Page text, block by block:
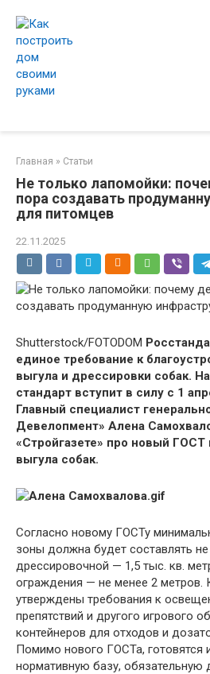
контенту
Главная » Статьи
Не только лапомойки:
пора создавать
для питомцев
22.11.2025
Shutterstock/FOTODOM
единое требование к
выгула и дрессировки собак.
стандарт вступит в силу с 1
Главный специалист
Девелопмент» Алена
«Стройгазете» про новый
выгула собак.
Согласно новому ГОСТу
зоны должна будет составлять
дрессировочной — 1,5 тыс. кв.
ограждения — не менее 2 метров.
утверждены требования к
препятствий и другого игрового
контейнеров для отходов и
Помимо нового ГОСТа, готовятся
нормативную базу, обязательную